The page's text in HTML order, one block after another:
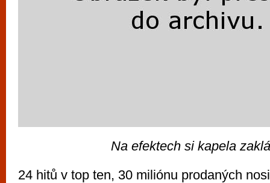
Na efektech si kapela
24 hitů v top ten, 30 miliónu prodaných